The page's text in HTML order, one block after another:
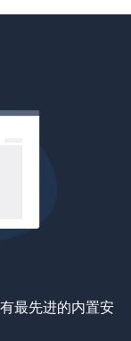
最先进的内置安